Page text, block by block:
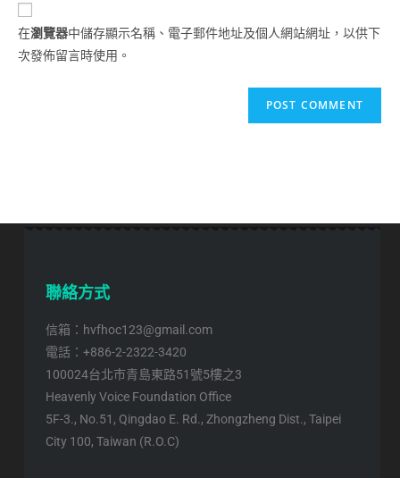
在瀏覽器中儲存顯示名稱、電子郵件地址及個人網站網址，以供下
次發佈留言時使用。
聯絡方式
信箱：hvfhoc123@gmail.com
電話：+886-2-2322-3420
100024台北市青島東路51號5樓之3
Heavenly Voice Foundation Office
5F-3., No.51, Qingdao E. Rd., Zhongzheng Dist., Taipei
City 100, Taiwan (R.O.C)